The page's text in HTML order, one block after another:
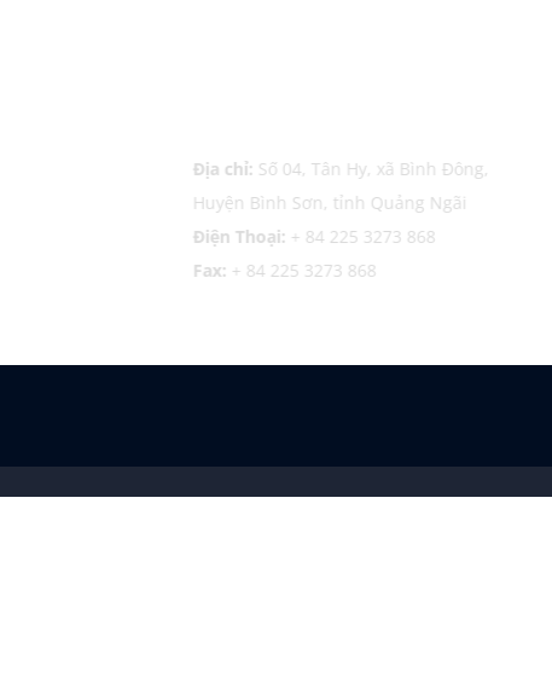
Địa chỉ:Số 04, Tân Hy, xã Bình Đông,
Huyện Bình Sơn, tỉnh Quảng Ngãi
Điện Thoại:+ 84 225 3273 868
Fax:+ 84 225 3273 868